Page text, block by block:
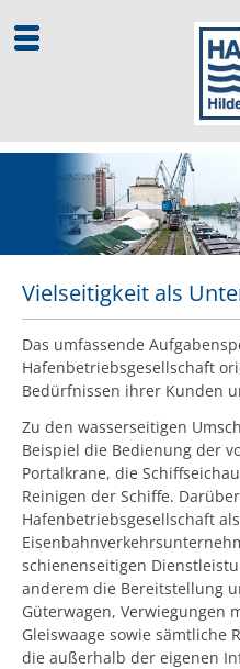
Wir
Vielseitigkeit als
Das umfassende
Hafenbetriebsgesellschaft
Bedürfnissen ihrer Kunden
Zu den wasserseitigen
Beispiel die Bedienung der
Portalkrane, die
Reinigen der Schiffe.
Hafenbetriebsgesellschaft
schienenseitigen
anderem die Bereitstellung
Güterwagen, Verwiegungen
Gleiswaage sowie sämtliche
die außerhalb der eigenen